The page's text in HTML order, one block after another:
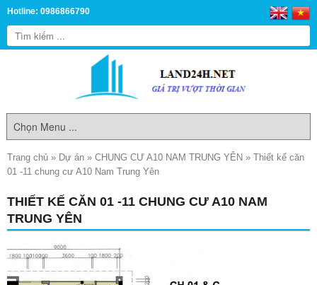
Hotline: 0986866790
Trang chủ » Dự án » CHUNG CƯ A10 NAM TRUNG YÊN » Thiết kế căn
01 -11 chung cư A10 Nam Trung Yên
THIẾT KẾ CĂN 01 -11 CHUNG CƯ A10 NAM
TRUNG YÊN